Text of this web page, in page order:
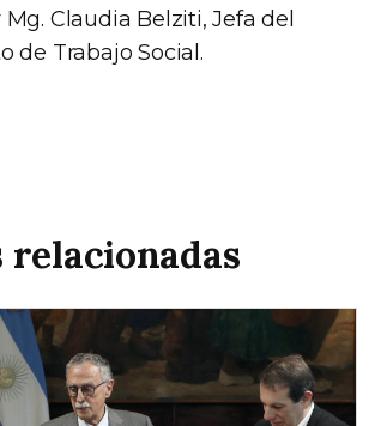
Mg. Claudia Belziti, Jefa del
de Trabajo Social.